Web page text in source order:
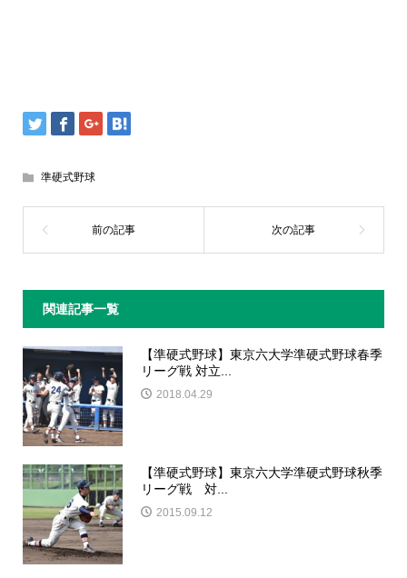
準硬式野球
関連記事一覧
【準硬式野球】東京六大学準硬式野球春季
リーグ戦 対立...
2018.04.29
【準硬式野球】東京六大学準硬式野球秋季
リーグ戦 対...
2015.09.12